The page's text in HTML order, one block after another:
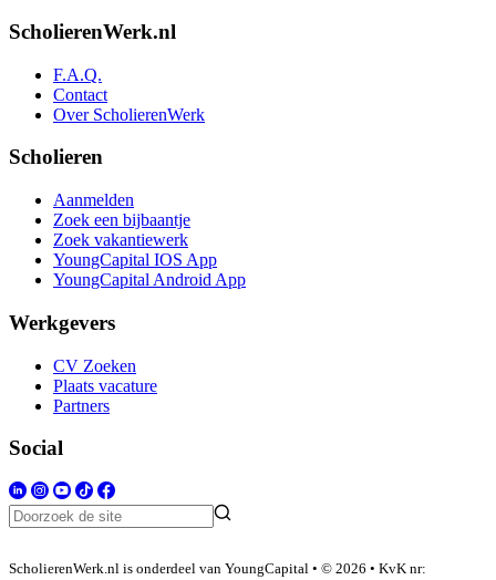
ScholierenWerk.nl
F.A.Q.
Contact
Over ScholierenWerk
Scholieren
Aanmelden
Zoek een bijbaantje
Zoek vakantiewerk
YoungCapital IOS App
YoungCapital Android App
Werkgevers
CV Zoeken
Plaats vacature
Partners
Social
ScholierenWerk.nl is onderdeel van YoungCapital • © 2026 • KvK nr: